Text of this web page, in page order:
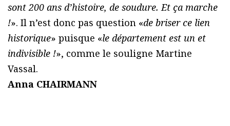
sont 200 ans d’histoire, de soudure. Et ça marche
!». Il n’est donc pas question «de briser ce lien
historique» puisque «le département est un et
indivisible !», comme le souligne Martine
Vassal.
Anna CHAIRMANN